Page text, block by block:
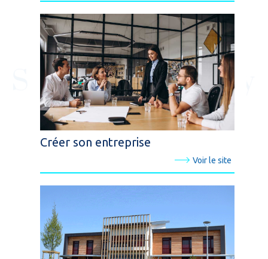
Créer son entreprise
Voir le site